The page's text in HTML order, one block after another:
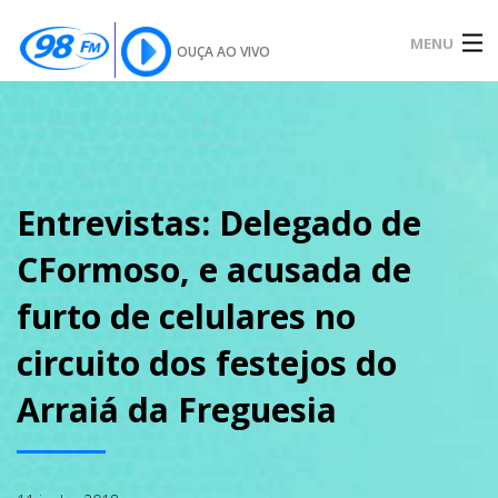
OUÇA AO VIVO MENU
SOBRE
PODCAST
Entrevistas: Delegado de
CFormoso, e acusada de
furto de celulares no
circuito dos festejos do
Arraiá da Freguesia